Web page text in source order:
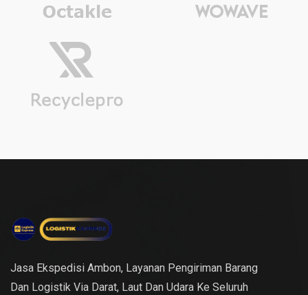
Jasa Ekspedisi Ambon, Layanan Pengiriman Barang
Dan Logistik Via Darat, Laut Dan Udara Ke Seluruh